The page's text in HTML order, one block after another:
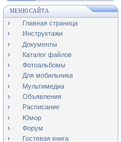
МЕНЮ САЙТА
Главная страница
Инструктажи
Документы
Каталог файлов
Фотоальбомы
Для мобильника
Мультимедиа
Объявления
Расписание
Юмор
Форум
Гостевая книга